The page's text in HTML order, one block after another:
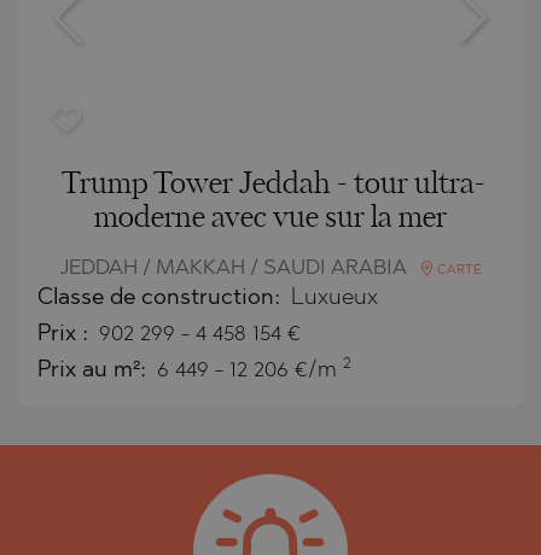
Trump Tower Jeddah - tour ultra-
moderne avec vue sur la mer
JEDDAH / MAKKAH / SAUDI ARABIA CARTE
Classe de construction: Luxueux
Prix : 902 299 - 4 458 154 €
Prix au m²: 6 449 - 12 206 €/m 2